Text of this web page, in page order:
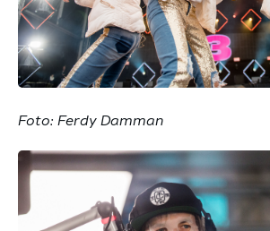
Foto: Ferdy Damman